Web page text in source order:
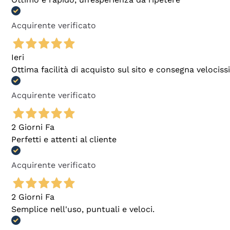
Acquirente verificato
Ieri
Ottima facilità di acquisto sul sito e consegna
Acquirente verificato
2 Giorni Fa
Perfetti e attenti al cliente
Acquirente verificato
2 Giorni Fa
Semplice nell'uso, puntuali e veloci.